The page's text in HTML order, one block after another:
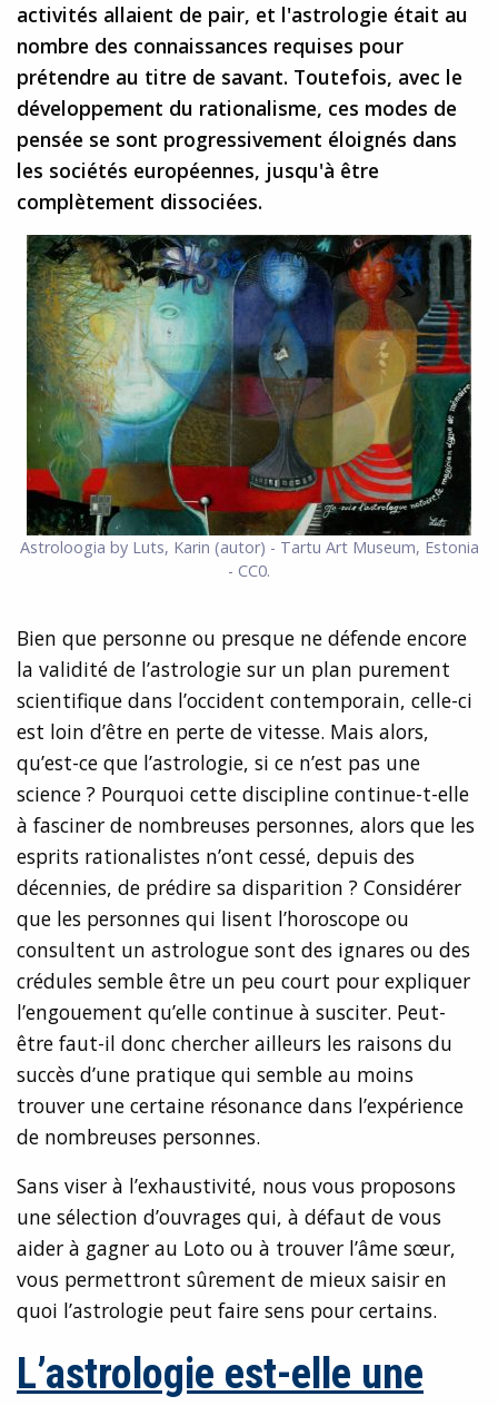
activités allaient de pair, et l'astrologie était au
nombre des connaissances requises pour
prétendre au titre de savant. Toutefois, avec le
développement du rationalisme, ces modes de
pensée se sont progressivement éloignés dans
les sociétés européennes, jusqu'à être
complètement dissociées.
Astroloogia by Luts, Karin (autor) - Tartu Art Museum, Estonia
- CC0.
Bien que personne ou presque ne défende encore
la validité de l’astrologie sur un plan purement
scientifique dans l’occident contemporain, celle-ci
est loin d’être en perte de vitesse. Mais alors,
qu’est-ce que l’astrologie, si ce n’est pas une
science ? Pourquoi cette discipline continue-t-elle
à fasciner de nombreuses personnes, alors que les
esprits rationalistes n’ont cessé, depuis des
décennies, de prédire sa disparition ? Considérer
que les personnes qui lisent l’horoscope ou
consultent un astrologue sont des ignares ou des
crédules semble être un peu court pour expliquer
l’engouement qu’elle continue à susciter. Peut-
être faut-il donc chercher ailleurs les raisons du
succès d’une pratique qui semble au moins
trouver une certaine résonance dans l’expérience
de nombreuses personnes.
Sans viser à l’exhaustivité, nous vous proposons
une sélection d’ouvrages qui, à défaut de vous
aider à gagner au Loto ou à trouver l’âme sœur,
vous permettront sûrement de mieux saisir en
quoi l’astrologie peut faire sens pour certains.
L’astrologie est-elle une